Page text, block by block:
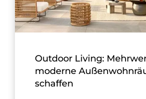
Outdoor Living:
moderne
schaffen